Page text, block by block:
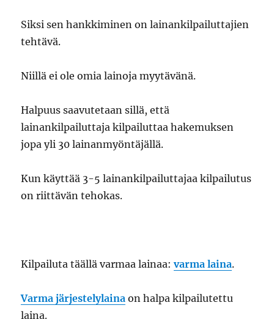
Siksi sen hankkiminen on lainankilpailuttajien
tehtävä.
Niillä ei ole omia lainoja myytävänä.
Halpuus saavutetaan sillä, että
lainankilpailuttaja kilpailuttaa hakemuksen
jopa yli 30 lainanmyöntäjällä.
Kun käyttää 3-5 lainankilpailuttajaa kilpailutus
on riittävän tehokas.
Kilpailuta täällä varmaa lainaa:varma laina.
Varma järjestelylaina on halpa kilpailutettu
laina.